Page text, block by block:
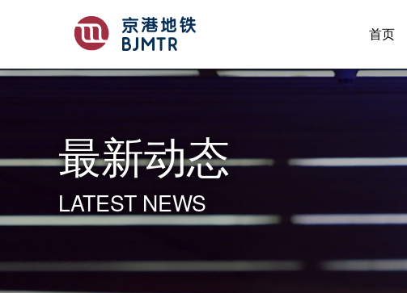
首页
最新动态
LATEST NEWS